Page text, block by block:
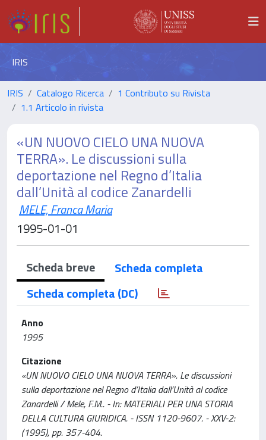
IRIS
IRIS Catalogo Ricerca
1 Contributo su Rivista
1.1 Articolo in rivista
«UN NUOVO CIELO UNA NUOVA
TERRA». Le discussioni sulla
deportazione nel Regno d’Italia
dall’Unità al codice Zanardelli
MELE, Franca Maria
1995-01-01
Scheda breve
Scheda completa
Scheda completa (DC)
Anno
1995
Citazione
«UN NUOVO CIELO UNA NUOVA TERRA». Le discussioni
sulla deportazione nel Regno d’Italia dall’Unità al codice
Zanardelli / Mele, F.M.. - In: MATERIALI PER UNA STORIA
DELLA CULTURA GIURIDICA. - ISSN 1120-9607. - XXV-2:
(1995), pp. 357-404.